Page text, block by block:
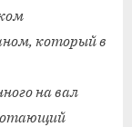
который в
на вал